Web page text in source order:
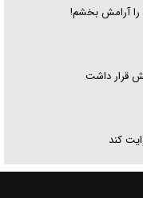
را آرامش بخشم!
قرار داشت
کند